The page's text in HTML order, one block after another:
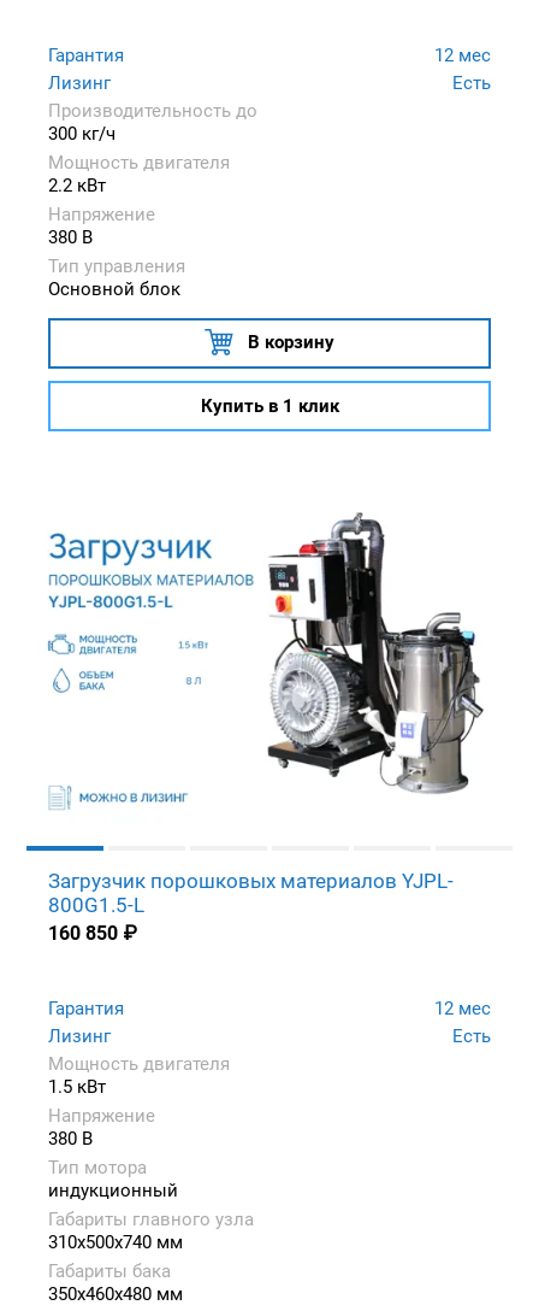
Гарантия
12 мес
Лизинг
Есть
Производительность до
300 кг/ч
Мощность двигателя
2.2 кВт
Напряжение
380 В
Тип управления
Основной блок
В корзину
Купить в 1 клик
Загрузчик порошковых материалов YJPL-
800G1.5-L
160 850 ₽
Гарантия
12 мес
Лизинг
Есть
Мощность двигателя
1.5 кВт
Напряжение
380 В
Тип мотора
индукционный
Габариты главного узла
310x500x740 мм
Габариты бака
350x460x480 мм